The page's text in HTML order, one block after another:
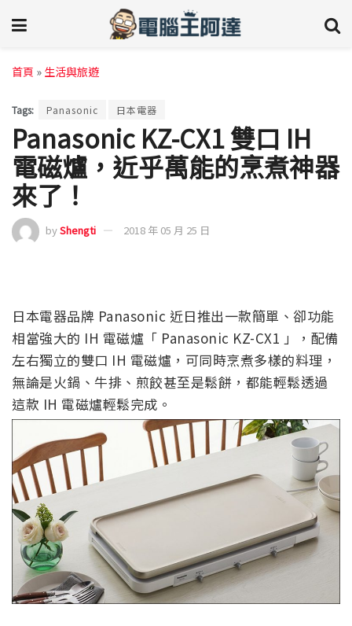
首頁 » 生活與旅遊
Tags: Panasonic 日本電器
Panasonic KZ-CX1 雙口 IH
電磁爐，近乎萬能的烹煮神器
來了！
byShengti 2018 年 05 月 25 日
日本電器品牌 Panasonic 近日推出一款簡單、卻功能
相當強大的 IH 電磁爐「 Panasonic KZ-CX1 」，配備
左右獨立的雙口 IH 電磁爐，可同時烹煮多樣的料理，
無論是火鍋、牛排、煎餃甚至是鬆餅，都能輕鬆透過
這款 IH 電磁爐輕鬆完成。